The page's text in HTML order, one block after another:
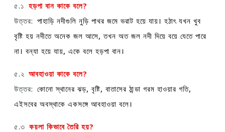
৫.১ হড়পা বান কাকে বলে?
উত্তর: পাহাড়ি নদীগুলি নুড়ি পাথর জমে ভরাট হয়ে যায়। হঠাৎ যখন খুব
বৃষ্টি হয় নদীতে অনেক জল আসে, তখন অত জল নদী দিয়ে বয়ে যেতে পারে
না। বন্যা হয়ে যায়, একে বলে হড়পা বান।
৫.২ আবহাওয়া কাকে বলে?
উত্তর: কোনো স্থানের ঝড়, বৃষ্টি, বাতাসের ঠান্ডা গরম হাওয়ার গতি,
এইসবের অবস্থাকে একসঙ্গে আবহাওয়া বলে।
৫.৩ কয়লা কিভাবে তৈরি হয়?